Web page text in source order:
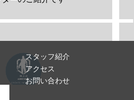
スタッフ紹介
アクセス
お問い合わせ